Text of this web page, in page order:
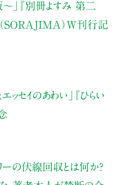
」
『別冊よすみ 第二
（SORAJIMA）W刊行記
エッセイのあわい」
『ひらい
リーの伏線回収とは何か？